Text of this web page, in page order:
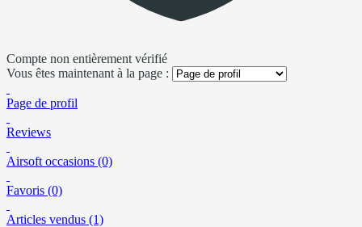
Compte non entièrement vérifié
Vous êtes maintenant à la page :
Page de profil
Reviews
Airsoft occasions (0)
Favoris (0)
Articles vendus (1)